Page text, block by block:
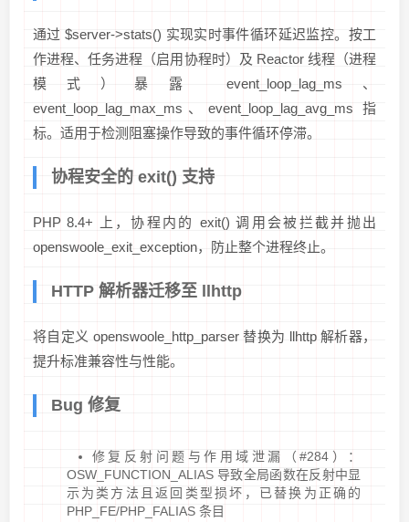
通过 $server->stats() 实现实时事件循环延迟监控。按工
作进程、任务进程（启用协程时）及 Reactor 线程（进程
模式）暴露 event_loop_lag_ms、
event_loop_lag_max_ms、event_loop_lag_avg_ms 指
标。适用于检测阻塞操作导致的事件循环停滞。
协程安全的 exit() 支持
PHP 8.4+ 上，协程内的 exit() 调用会被拦截并抛出
openswoole_exit_exception，防止整个进程终止。
HTTP 解析器迁移至 llhttp
将自定义 openswoole_http_parser 替换为 llhttp 解析器，
提升标准兼容性与性能。
Bug 修复
修复反射问题与作用域泄漏（#284）：
OSW_FUNCTION_ALIAS 导致全局函数在反射中显
示为类方法且返回类型损坏，已替换为正确的
PHP_FE/PHP_FALIAS 条目